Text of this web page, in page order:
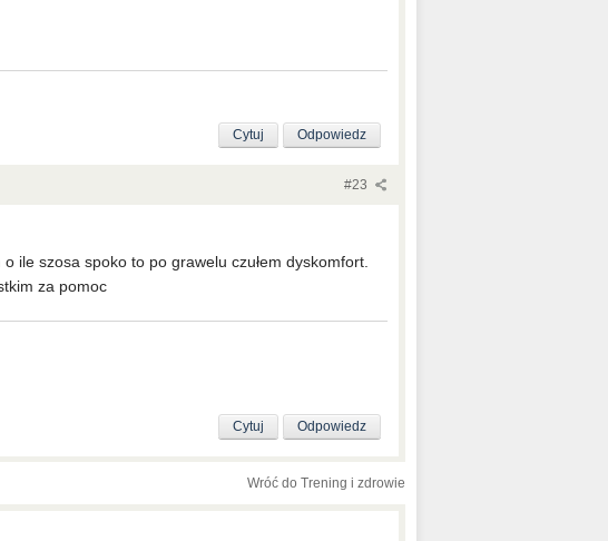
Odpowiedz
Cytuj
#23
ile szosa spoko to po grawelu czułem dyskomfort.
za pomoc
Odpowiedz
Cytuj
Wróć do Trening i zdrowie